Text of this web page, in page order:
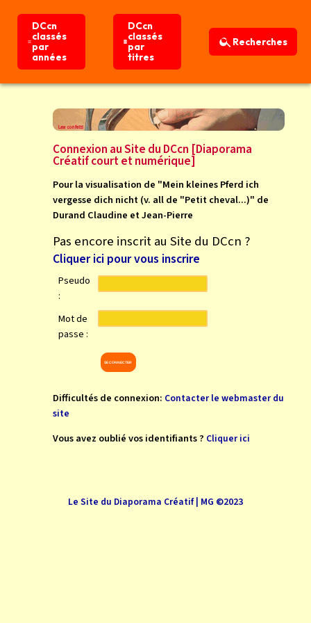
DCcn
classés
par
années
DCcn
classés
par
titres
Recherches
DCcn
classés
par
années
DCcn
classés
par
titres
Recherches
Connexion au Site du DCcn [Diaporama
Créatif court et numérique]
Pour la visualisation de "Mein kleines Pferd ich
vergesse dich nicht (v. all de "Petit cheval...)" de
Durand Claudine et Jean-Pierre
Pas encore inscrit au Site du DCcn ?
Cliquer ici pour vous inscrire
Pseudo
:
Mot de
passe :
Difficultés de connexion: Contacter le webmaster du
site
Vous avez oublié vos identifiants ? Cliquer ici
Le Site du Diaporama Créatif | MG ©2023